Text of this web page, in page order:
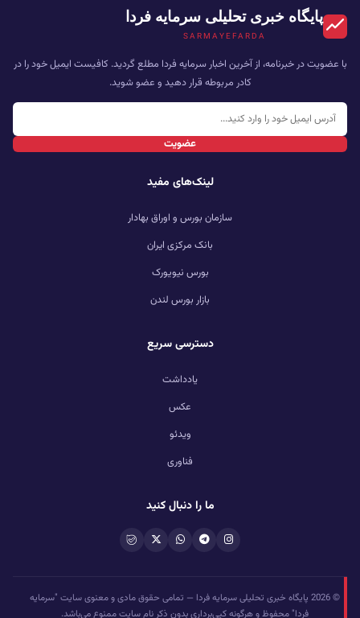
پایگاه خبری تحلیلی سرمایه فردا
SARMAYEFARDA
با عضویت در خبرنامه، از آخرین اخبار سرمایه فردا مطلع گردید. کافیست ایمیل خود را در
کادر مربوطه قرار دهید و عضو شوید.
عضویت
لینک‌های مفید
سازمان بورس و اوراق بهادار
بانک مرکزی ایران
بورس نیویورک
بازار بورس لندن
دسترسی سریع
یادداشت
عکس
ویدئو
فناوری
ما را دنبال کنید
© 2026 پایگاه خبری تحلیلی سرمایه فردا — تمامی حقوق مادی و معنوی سایت "سرمایه
فردا" محفوظ و هرگونه کپی‌برداری بدون ذکر نام سایت ممنوع می‌باشد.